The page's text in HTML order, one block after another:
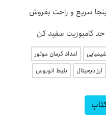
سریع و راحت بفروش
امداد کرمان موتور
ارز دیجیتال بلیط اتوبوس